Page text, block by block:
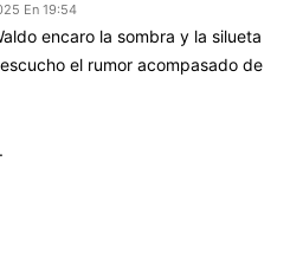
En 19:54
encaro la sombra y la silueta
el rumor acompasado de